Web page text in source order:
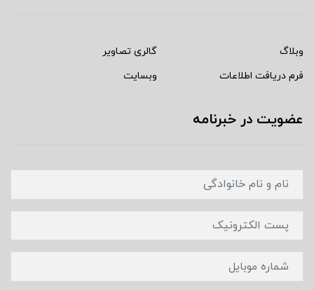
وبلاگ
گالری تصاویر
فرم دریافت اطلاعات
وبسایت
عضویت در خبرنامه